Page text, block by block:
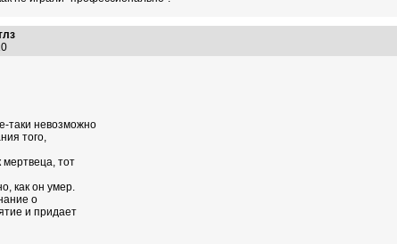
таки невозможно
того,
тот
как он умер.
о
и придает